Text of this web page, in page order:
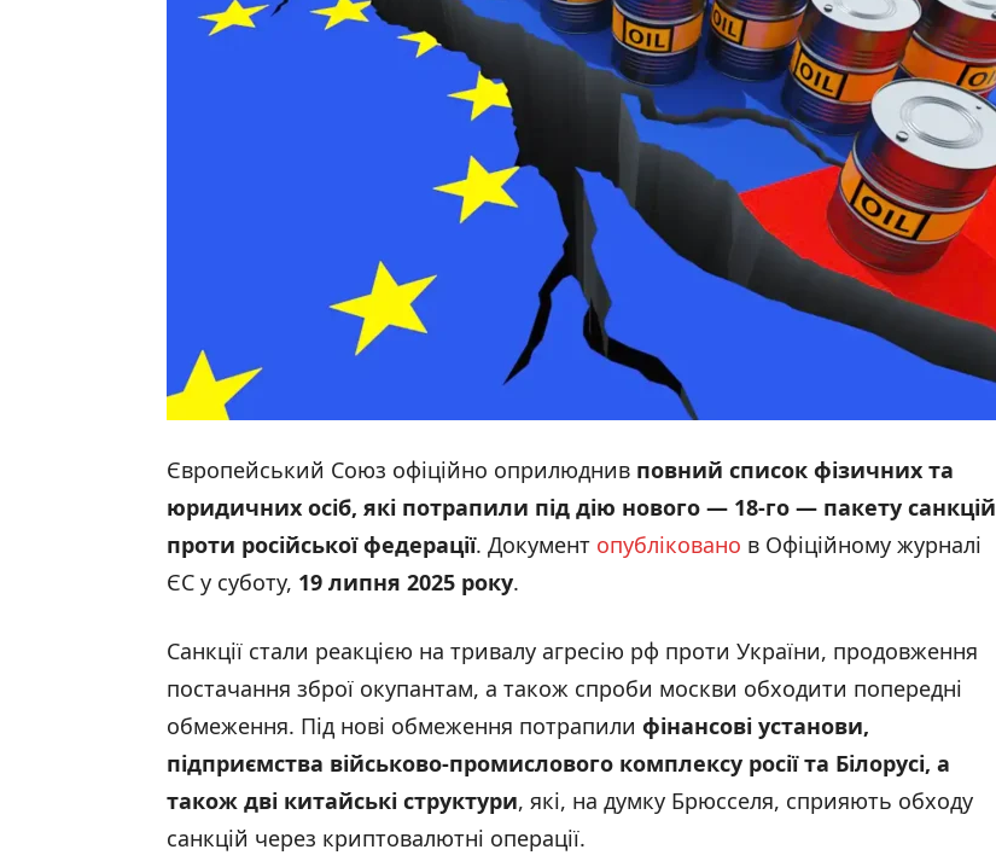
Європейський Союз офіційно оприлюднив повний список фізичних та
юридичних осіб, які потрапили під дію нового — 18-го — пакету санкцій
проти російськоїфедерації. Документ опубліковано в Офіційному журналі
ЄС у суботу, 19 липня 2025 року.
Санкції стали реакцією на тривалу агресію рф проти України, продовження
постачання зброї окупантам, а також спроби москви обходити попередні
обмеження. Під нові обмеження потрапили фінансові установи,
підприємства військово-промислового комплексу росії та Білорусі, а
також дві китайські структури, які, на думку Брюсселя, сприяють обходу
санкцій через криптовалютні операції.